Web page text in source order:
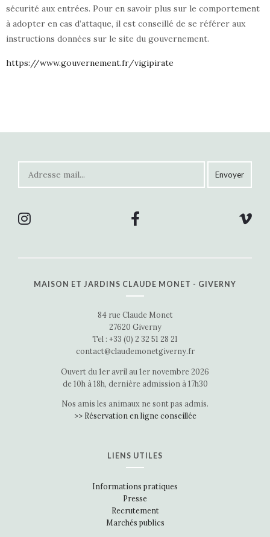
sécurité aux entrées. Pour en savoir plus sur le comportement
à adopter en cas d’attaque, il est conseillé de se référer aux
instructions données sur le site du gouvernement.
https://www.gouvernement.fr/vigipirate
MAISON ET JARDINS CLAUDE MONET - GIVERNY
84 rue Claude Monet
27620 Giverny
Tel : +33 (0) 2 32 51 28 21
contact@claudemonetgiverny.fr
Ouvert du 1er avril au 1er novembre 2026
de 10h à 18h, dernière admission à 17h30
Nos amis les animaux ne sont pas admis.
>> Réservation en ligne conseillée
LIENS UTILES
Informations pratiques
Presse
Recrutement
Marchés publics